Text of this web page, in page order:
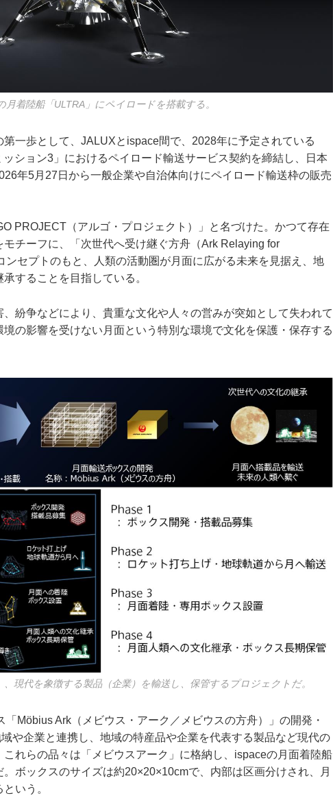
着陸船「ULTRA」にペイロードを搭載する。
一歩として、JALUXとispace間で、2028年に予定されている
ション3」におけるペイロード輸送サービス契約を締結し、日本
年5月27日から一般企業や自治体向けにペイロード輸送枠の販売
PROJECT（アルゴ・プロジェクト）」と名づけた。かつて存在
チーフに、「次世代へ受け継ぐ方舟（Ark Relaying for
ンセプトのもと、人類の活動圏が月面に広がる未来を見据え、地
することを目指している。
紛争などにより、貴重な文化や人々の営みが突如として失われて
の影響を受けない月面という特別な環境で文化を保護・保存する
現代を象徴する製品（企業）を輸送し、保管するプロジェクトだ。
Möbius Ark（メビウス・アーク／メビウスの方舟）」の開発・
や企業と連携し、地域の特産品や企業を代表する製品など現代の
れらの品々は「メビウスアーク」に格納し、ispaceの月面着陸船
ボックスのサイズは約20×20×10cmで、内部は区画分けされ、月
いう。